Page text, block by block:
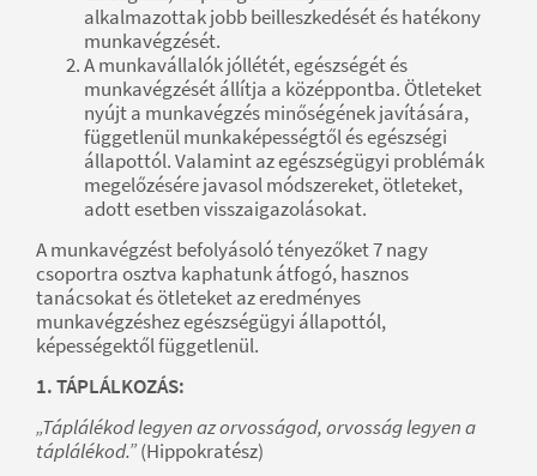
alkalmazottak jobb beilleszkedését és hatékony
munkavégzését.
A munkavállalók jóllétét, egészségét és
munkavégzését állítja a középpontba. Ötleteket
nyújt a munkavégzés minőségének javítására,
függetlenül munkaképességtől és egészségi
állapottól. Valamint az egészségügyi problémák
megelőzésére javasol módszereket, ötleteket,
adott esetben visszaigazolásokat.
A munkavégzést befolyásoló tényezőket 7 nagy
csoportra osztva kaphatunk átfogó, hasznos
tanácsokat és ötleteket az eredményes
munkavégzéshez egészségügyi állapottól,
képességektől függetlenül.
1. TÁPLÁLKOZÁS:
„Táplálékod legyen az orvosságod, orvosság legyen a
táplálékod.”(Hippokratész)